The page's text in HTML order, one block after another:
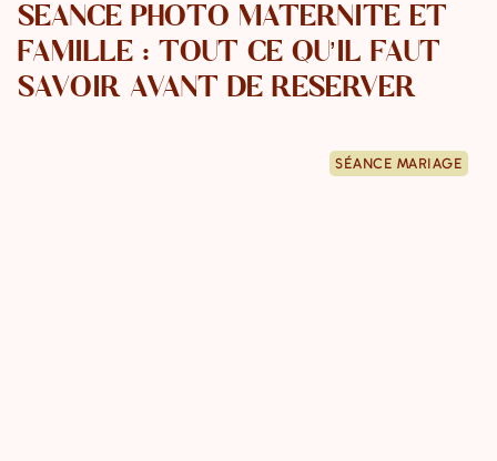
SÉANCE PHOTO MATERNITÉ ET
FAMILLE : TOUT CE QU’IL FAUT
SAVOIR AVANT DE RÉSERVER
SÉANCE MARIAGE